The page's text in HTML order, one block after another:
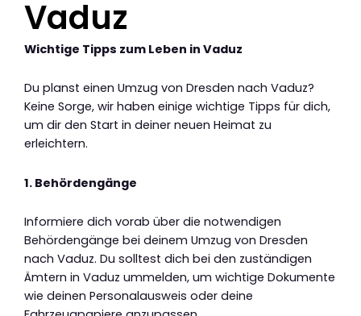
Vaduz
Wichtige Tipps zum Leben in Vaduz
Du planst einen Umzug von Dresden nach Vaduz?
Keine Sorge, wir haben einige wichtige Tipps für dich,
um dir den Start in deiner neuen Heimat zu
erleichtern.
1. Behördengänge
Informiere dich vorab über die notwendigen
Behördengänge bei deinem Umzug von Dresden
nach Vaduz. Du solltest dich bei den zuständigen
Ämtern in Vaduz ummelden, um wichtige Dokumente
wie deinen Personalausweis oder deine